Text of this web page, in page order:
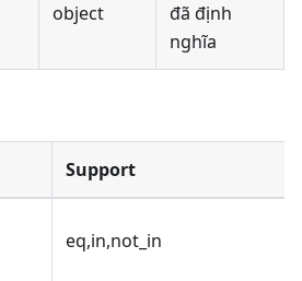
object
đã định
nghĩa
Support
eq,in,not_in